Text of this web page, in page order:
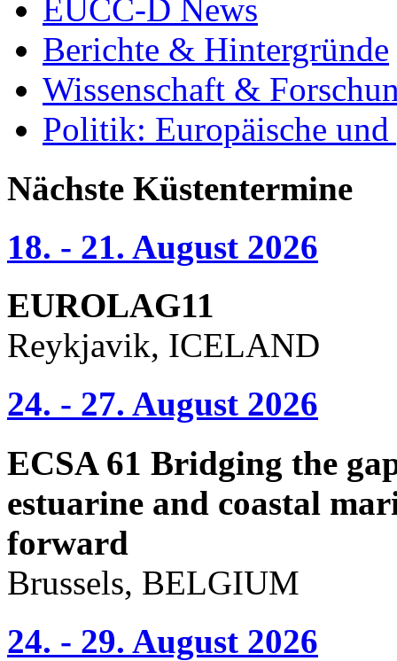
EUCC-D News
Berichte & Hintergründe
Wissenschaft &
Politik: Europäische
Nächste Küstentermine
18. - 21. August 2026
EUROLAG11
Reykjavik, ICELAND
24. - 27. August 2026
ECSA 61 Bridging the
estuarine and coastal
forward
Brussels, BELGIUM
24. - 29. August 2026